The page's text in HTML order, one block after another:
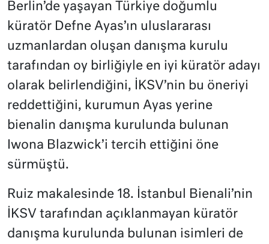
Berlin’de yaşayan Türkiye doğumlu
küratör Defne Ayas’ın uluslararası
uzmanlardan oluşan danışma kurulu
tarafından oy birliğiyle en iyi küratör adayı
olarak belirlendiğini, İKSV’nin bu öneriyi
reddettiğini, kurumun Ayas yerine
bienalin danışma kurulunda bulunan
Iwona Blazwick’i tercih ettiğini öne
sürmüştü.
Ruiz makalesinde 18. İstanbul Bienali’nin
İKSV tarafından açıklanmayan küratör
danışma kurulunda bulunan isimleri de